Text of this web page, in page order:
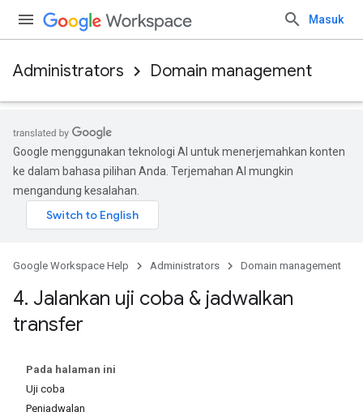
Masuk
Administrators Domain management
Google menggunakan teknologi AI untuk menerjemahkan konten
ke dalam bahasa pilihan Anda. Terjemahan AI mungkin
mengandung kesalahan.
Google Workspace Help Administrators Domain management
4. Jalankan uji coba & jadwalkan
transfer
Pada halaman ini
Uji coba
Penjadwalan